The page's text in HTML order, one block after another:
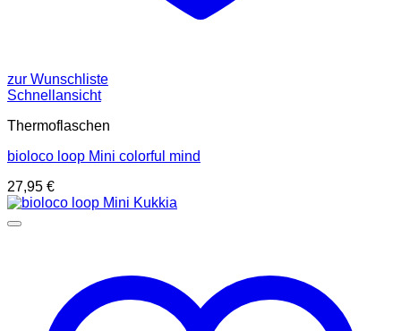
zur Wunschliste
Schnellansicht
Thermoflaschen
bioloco loop Mini colorful mind
27,95 €